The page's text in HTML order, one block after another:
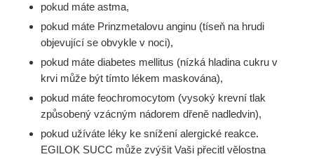
pokud máte astma,
pokud máte Prinzmetalovu anginu (tíseň na hrudi
objevující se obvykle v noci),
pokud máte diabetes mellitus (nízká hladina cukru v
krvi může být tímto lékem maskována),
pokud máte feochromocytom (vysoký krevní tlak
způsobený vzácným nádorem dřeně nadledvin),
pokud užíváte léky ke snížení alergické reakce.
EGILOK SUCC může zvýšit Vaši přecitl vělostna